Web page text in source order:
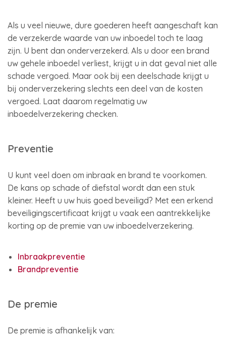
Als u veel nieuwe, dure goederen heeft aangeschaft kan
de verzekerde waarde van uw inboedel toch te laag
zijn. U bent dan onderverzekerd. Als u door een brand
uw gehele inboedel verliest, krijgt u in dat geval niet alle
schade vergoed. Maar ook bij een deelschade krijgt u
bij onderverzekering slechts een deel van de kosten
vergoed. Laat daarom regelmatig uw
inboedelverzekering checken.
Preventie
U kunt veel doen om inbraak en brand te voorkomen.
De kans op schade of diefstal wordt dan een stuk
kleiner. Heeft u uw huis goed beveiligd? Met een erkend
beveiligingscertificaat krijgt u vaak een aantrekkelijke
korting op de premie van uw inboedelverzekering.
Inbraakpreventie
Brandpreventie
De premie
De premie is afhankelijk van: